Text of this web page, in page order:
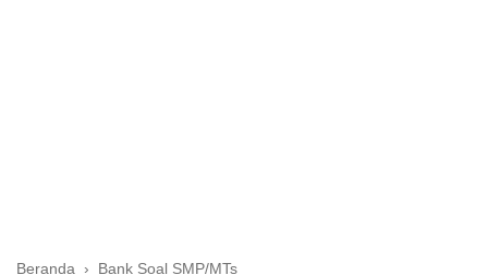
Beranda › Bank Soal SMP/MTs